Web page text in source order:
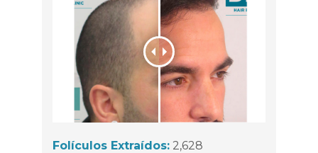
Folículos Extraídos: 2,628